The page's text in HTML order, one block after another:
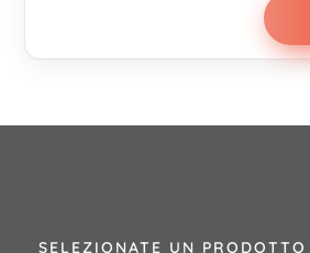
SELEZIONATE UN PRODOTTO